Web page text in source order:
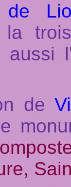
de
la
aussi
de